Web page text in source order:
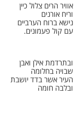
אוויר הרים צלול כיין
וריח אורנים
נישא ברוח הערביים
עם קול פעמונים.
ובתרדמת אילן ואבן
שבויה בחלומה
העיר אשר בדד יושבת
ובלבה חומה